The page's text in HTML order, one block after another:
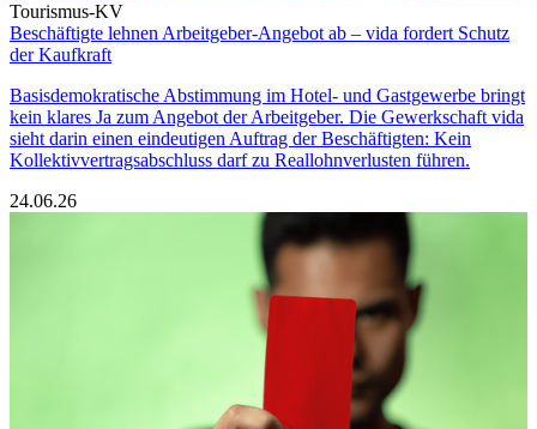
Tourismus-KV
Beschäftigte lehnen Arbeitgeber-Angebot ab – vida fordert Schutz
der Kaufkraft
Basisdemokratische Abstimmung im Hotel- und Gastgewerbe bringt
kein klares Ja zum Angebot der Arbeitgeber. Die Gewerkschaft vida
sieht darin einen eindeutigen Auftrag der Beschäftigten: Kein
Kollektivvertragsabschluss darf zu Reallohnverlusten führen.
24.06.26